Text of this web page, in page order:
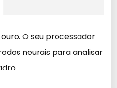
O seu processador
neurais para analisar